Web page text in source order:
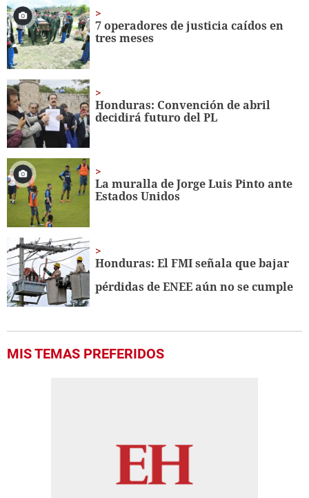
1
minute,
56
seconds
7 operadores de justicia caídos en
tres meses
Honduras: Convención de abril
decidirá futuro del PL
La muralla de Jorge Luis Pinto ante
Estados Unidos
Honduras: El FMI señala que bajar
pérdidas de ENEE aún no se cumple
MIS TEMAS PREFERIDOS